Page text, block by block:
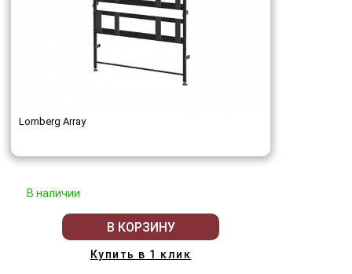
Lomberg Array
В наличии
В КОРЗИНУ
Купить в 1 клик